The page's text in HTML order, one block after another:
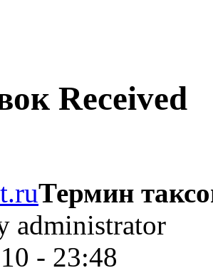
Received
Термин
administrator
- 23:48